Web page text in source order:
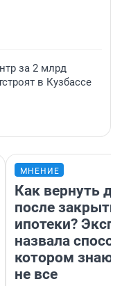
за 2 млрд
в Кузбассе
МНЕНИЕ
Как вернуть
после
ипотеки?
назвала
котором
не все